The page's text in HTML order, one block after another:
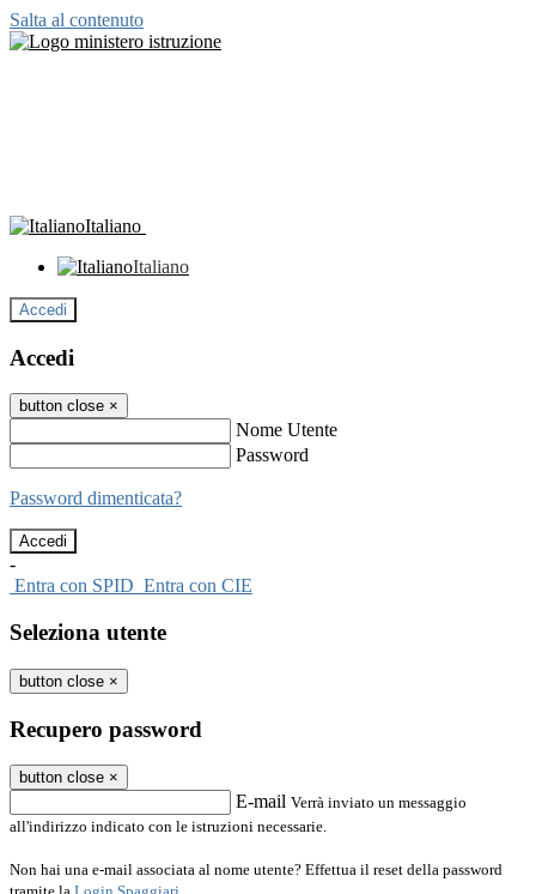
Salta al contenuto
Italiano
Italiano
Accedi
Accedi
button close ×
Nome Utente
Password
Password dimenticata?
-
Entra con SPID Entra con CIE
Seleziona utente
button close ×
Recupero password
button close ×
E-mail Verrà inviato un messaggio
all'indirizzo indicato con le istruzioni necessarie.
Non hai una e-mail associata al nome utente? Effettua il reset della password